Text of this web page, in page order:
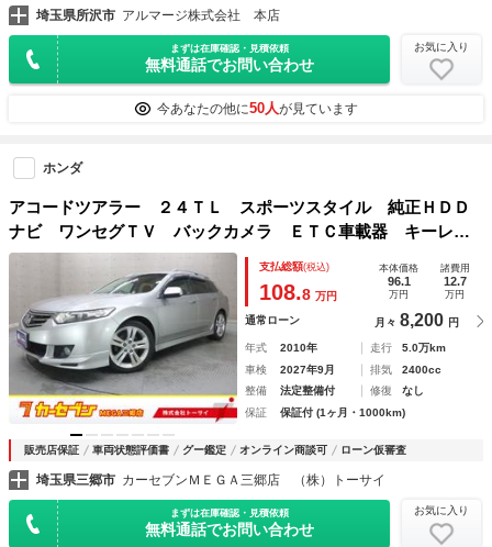
埼玉県所沢市 アルマージ株式会社 本店
まずは在庫確認・見積依頼
無料通話でお問い合わせ
お気に入り
今あなたの他に50人が見ています
ホンダ
アコードツアラー ２４ＴＬ スポーツスタイル 純正ＨＤＤ
ナビ ワンセグＴＶ バックカメラ ＥＴＣ車載器 キーレス
エントリー クルーズコントロール ＣＤ再生 純正アルミホ
イール オートエアコン
支払総額(税込)
108.8 万円
本体価格
96.1
万円
諸費用
12.7
万円
通常ローン 月々 8,200 円
年式 2010年 走行
5.0万km
車検
2027年9月 排気
2400cc
整備
法定整備付 修復
なし
保証
保証付 (1ヶ月・1000km)
販売店保証 車両状態評価書 グー鑑定 オンライン商談可 ローン仮審査
埼玉県三郷市 カーセブンＭＥＧＡ三郷店 （株）トーサイ
まずは在庫確認・見積依頼
無料通話でお問い合わせ
お気に入り